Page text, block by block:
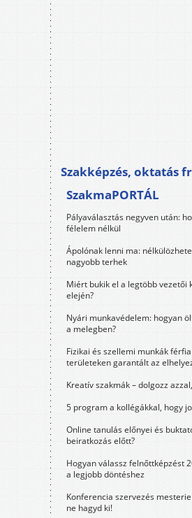
Szakképzés, oktatás
SzakmaPORTÁL
Pályaválasztás negyven után:
félelem nélkül
Ápolónak lenni ma:
nagyobb terhek
Miért bukik el a legtöbb vezetői
elején?
Nyári munkavédelem: hogyan
a melegben?
Fizikai és szellemi munkák
területeken garantált az
Kreatív szakmák – dolgozz
5 program a kollégákkal, hogy
Online tanulás előnyei és
beiratkozás előtt?
Hogyan válassz felnőttképzést
a legjobb döntéshez
Konferencia szervezés
ne hagyd ki!